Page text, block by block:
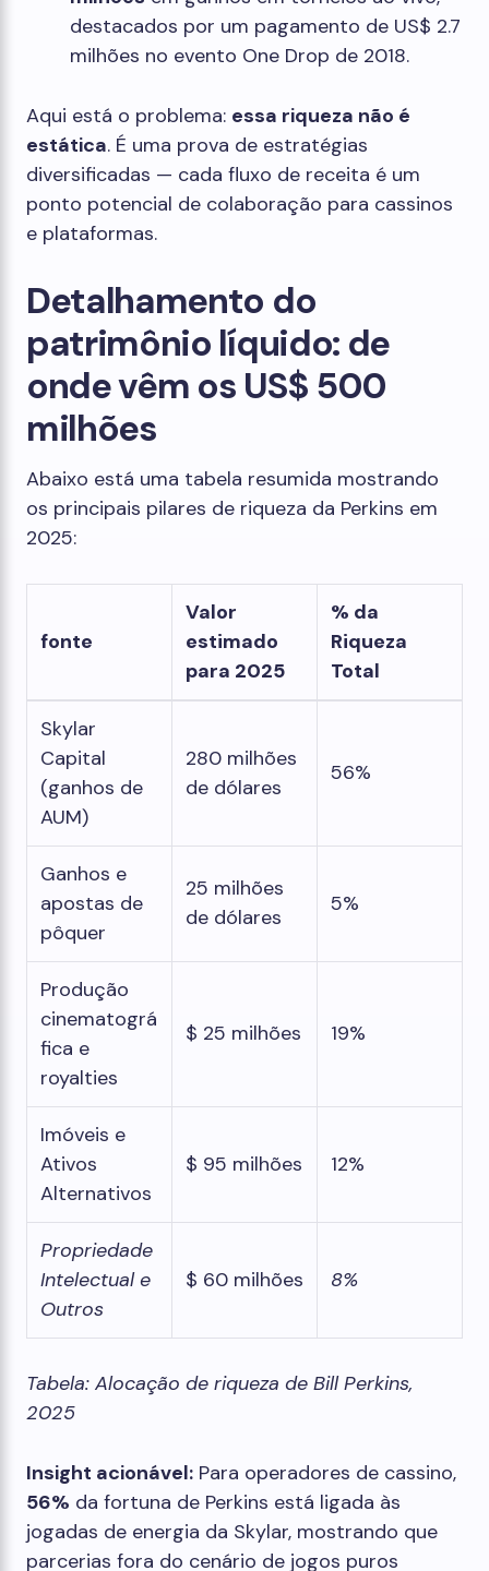
destacados por um pagamento de US$ 2.7
milhões no evento One Drop de 2018.
Aqui está o problema: essa riqueza não é
estática. É uma prova de estratégias
diversificadas — cada fluxo de receita é um
ponto potencial de colaboração para cassinos
e plataformas.
Detalhamento do
patrimônio líquido: de
onde vêm os US$ 500
milhões
Abaixo está uma tabela resumida mostrando
os principais pilares de riqueza da Perkins em
2025:
fonte
Valor
estimado
para 2025
% da
Riqueza
Total
Skylar
Capital
(ganhos de
AUM)
280 milhões
de dólares
56%
Ganhos e
apostas de
pôquer
25 milhões
de dólares
5%
Produção
cinematográ
fica e
royalties
$ 25 milhões 19%
Imóveis e
Ativos
Alternativos
$ 95 milhões 12%
Propriedade
Intelectual e
Outros
$ 60 milhões 8%
Tabela: Alocação de riqueza de Bill Perkins,
2025
Insight acionável: Para operadores de cassino,
56% da fortuna de Perkins está ligada às
jogadas de energia da Skylar, mostrando que
parcerias fora do cenário de jogos puros